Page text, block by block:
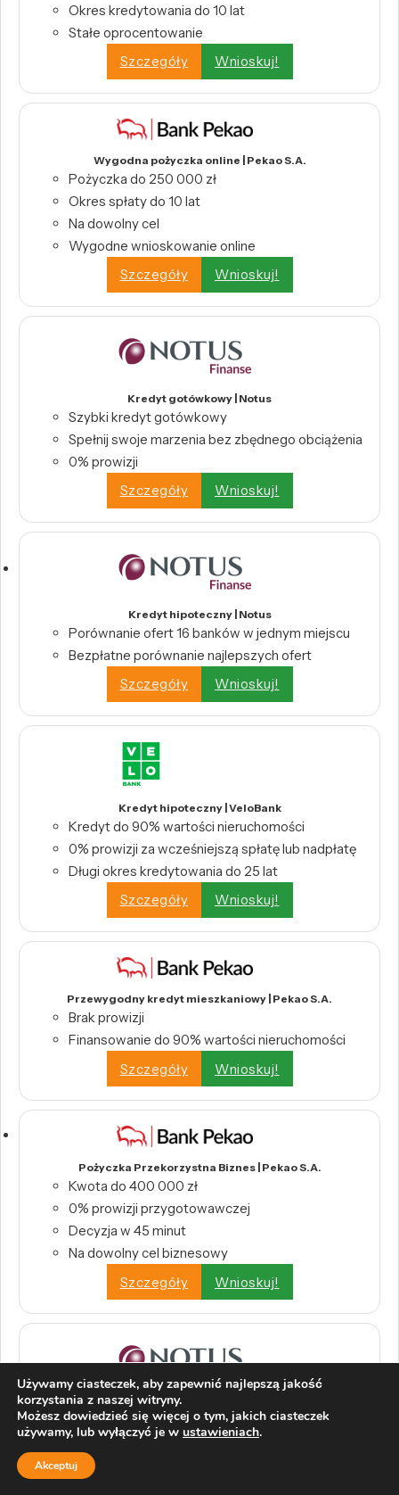
Okres kredytowania do 10 lat
Stałe oprocentowanie
Szczegóły
Wnioskuj!
Wygodna pożyczka online | Pekao S.A.
Pożyczka do 250 000 zł
Okres spłaty do 10 lat
Na dowolny cel
Wygodne wnioskowanie online
Szczegóły
Wnioskuj!
Kredyt gotówkowy | Notus
Szybki kredyt gotówkowy
Spełnij swoje marzenia bez zbędnego obciążenia
0% prowizji
Szczegóły
Wnioskuj!
Kredyt hipoteczny | Notus
Porównanie ofert 16 banków w jednym miejscu
Bezpłatne porównanie najlepszych ofert
Szczegóły
Wnioskuj!
Kredyt hipoteczny | VeloBank
Kredyt do 90% wartości nieruchomości
0% prowizji za wcześniejszą spłatę lub nadpłatę
Długi okres kredytowania do 25 lat
Szczegóły
Wnioskuj!
Przewygodny kredyt mieszkaniowy | Pekao S.A.
Brak prowizji
Finansowanie do 90% wartości nieruchomości
Szczegóły
Wnioskuj!
Pożyczka Przekorzystna Biznes | Pekao S.A.
Kwota do 400 000 zł
0% prowizji przygotowawczej
Decyzja w 45 minut
Na dowolny cel biznesowy
Szczegóły
Wnioskuj!
Kredyty dla firm | Notus
Kompleksowa oferta kredytów dla firm,
Dostępne różne rodzaje kredytów: w rachunku
Używamy ciasteczek, aby zapewnić najlepszą jakość
korzystania z naszej witryny.
Możesz dowiedzieć się więcej o tym, jakich ciasteczek
używamy, lub wyłączyć je w ustawieniach.
Akceptuj